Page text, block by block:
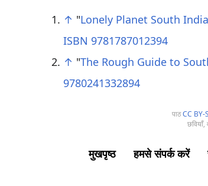
↑ "Lonely Planet South
ISBN 9781787012394
↑ "The Rough Guide to
9780241332894
पाठCC BY-
मुखपृष्ठ हमसे संपर्क करें